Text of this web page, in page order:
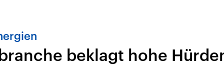
Iran
Aktuelle Lage und
Faktenchecks
beklagt hohe